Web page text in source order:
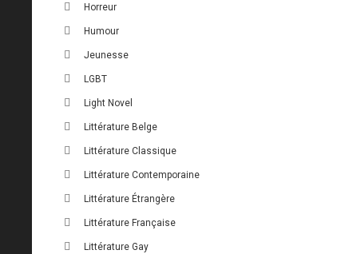
Horreur
Humour
Jeunesse
LGBT
Light Novel
Littérature Belge
Littérature Classique
Littérature Contemporaine
Littérature Étrangère
Littérature Française
Littérature Gay